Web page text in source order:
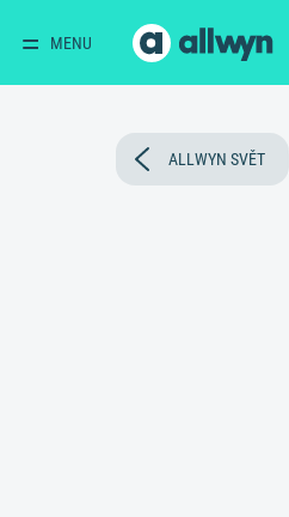
MENU
ALLWYN SVĚT